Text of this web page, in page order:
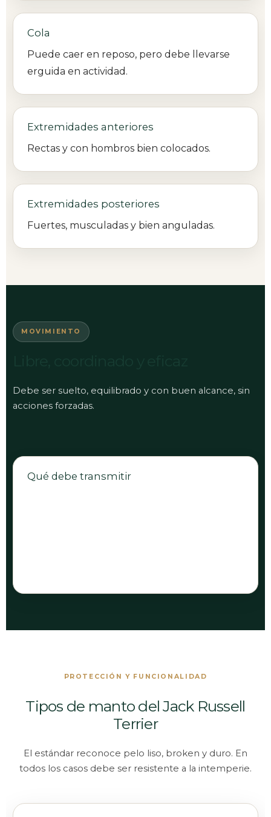
Cola
Puede caer en reposo, pero debe llevarse
erguida en actividad.
Extremidades anteriores
Rectas y con hombros bien colocados.
Extremidades posteriores
Fuertes, musculadas y bien anguladas.
MOVIMIENTO
Debe ser suelto, equilibrado y con buen alcance, sin
acciones forzadas.
Qué debe transmitir
PROTECCIÓN Y FUNCIONALIDAD
Tipos de manto del Jack Russell
Terrier
El estándar reconoce pelo liso, broken y duro. En
todos los casos debe ser resistente a la intemperie.